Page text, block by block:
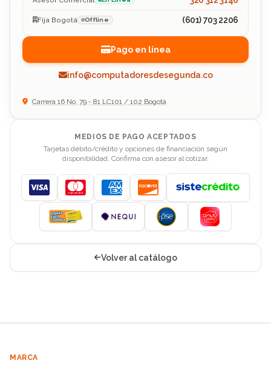
Fija Bogotá Offline (601) 703 2206
Pago en línea
info@computadoresdesegunda.co
Carrera 16 No. 79 - 81 LC101 / 102 Bogotá
MEDIOS DE PAGO ACEPTADOS
Tarjetas débito/crédito y opciones de financiación según
disponibilidad. Confirma con asesor al cotizar.
Visa MastercardAmerican Express
Discover
Volver al catálogo
MARCA